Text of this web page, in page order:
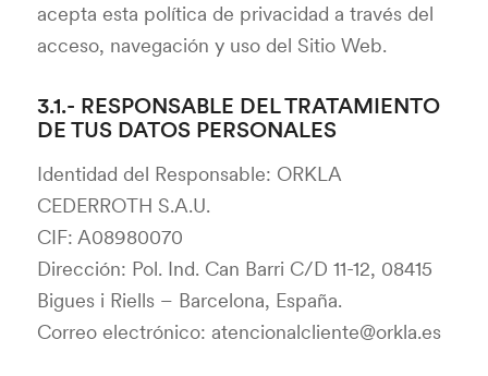
acepta esta política de privacidad a través del
acceso, navegación y uso del Sitio Web.
3.1.- RESPONSABLE DEL TRATAMIENTO
DE TUS DATOS PERSONALES
Identidad del Responsable: ORKLA
CEDERROTH S.A.U.
CIF: A08980070
Dirección: Pol. Ind. Can Barri C/D 11-12, 08415
Bigues i Riells – Barcelona, España.
Correo electrónico: atencionalcliente@orkla.es